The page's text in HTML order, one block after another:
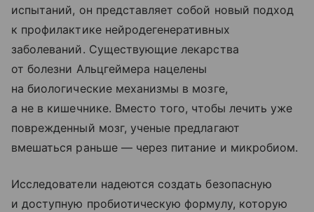
испытаний, он представляет собой новый подход
к профилактике нейродегенеративных
заболеваний. Существующие лекарства
от болезни Альцгеймера нацелены
на биологические механизмы в мозге,
а не в кишечнике. Вместо того, чтобы лечить уже
поврежденный мозг, ученые предлагают
вмешаться раньше — через питание и микробиом.
Исследователи надеются создать безопасную
и доступную пробиотическую формулу, которую